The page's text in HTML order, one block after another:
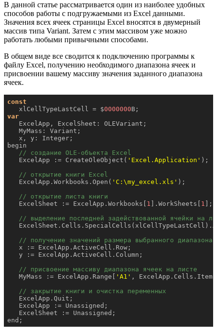
В данной статье рассматривается один из наиболее удобных
способов работы с подгружаемыми из Excel данными.
Значения всех ячеек страницы Excel вносятся в двумерный
массив типа Variant. Затем с этим массивом уже можно
работать любыми привычными способами.
В общем виде все сводится к подключению программы к
файлу Excel, получению необходимого диапазона ячеек и
присвоении вашему массиву значения заданного диапазона
ячеек.
const
   xlCellTypeLastCell = $
0000000
var
   ExcelApp, ExcelSheet: OLEVariant;
   MyMass: Variant;
   x, y: Integer;
begin
// создание OLE-объекта Excel
   ExcelApp := CreateOleObject(
'Excel.Application' );
// открытие книги Excel
   ExcelApp.Workbooks.Open(
'C:\my_excel.xls' );
// открытие листа книги
   ExcelSheet := ExcelApp.Workbooks[
1 ].WorkSheets[ 1 ];
// выделение последней задействованной ячейки на
// получение значений размера выбранного диапазона
   x := ExcelApp.ActiveCell.Row;
   y := ExcelApp.ActiveCell.Column;
// присвоение массиву диапазона ячеек на листе
   MyMass := ExcelApp.Range[
'A1' ,
// закрытие книги и очистка переменных
   ExcelApp.Quit;
   ExcelApp := Unassigned;
   ExcelSheet := Unassigned;
end;